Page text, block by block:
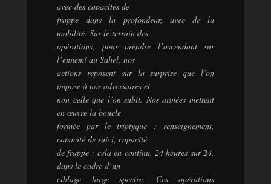
avec des capacités de
frappe dans la profondeur, avec de la
mobilité. Sur le terrain des
opérations, pour prendre l’ascendant sur
l’ennemi au Sahel, nos
actions reposent sur la surprise que l’on
impose à nos adversaires et
non celle que l’on subit. Nos armées mettent
en œuvre la boucle
formée par le triptyque : renseignement,
capacité de suivi, capacité
de frappe ; cela en continu, 24 heures sur 24,
dans le cadre d’un
ciblage large spectre. Ces opérations